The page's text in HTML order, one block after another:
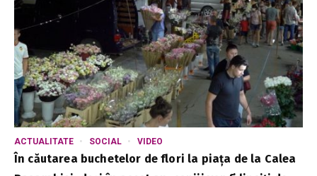
ACTUALITATE SOCIAL VIDEO
În căutarea buchetelor de flori la piața de la Calea